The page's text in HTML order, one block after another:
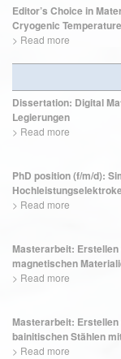
Editor’s Choice in
Cryogenic
> Read more
Dissertation: Digital
Legierungen
> Read more
PhD position (f/m/d):
> Read more
Masterarbeit:
magnetischen
> Read more
Masterarbeit:
bainitischen Stählen
> Read more